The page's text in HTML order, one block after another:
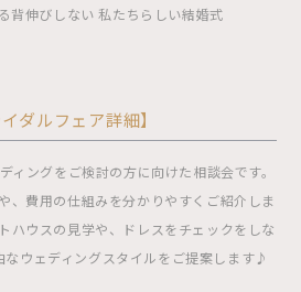
背伸びしない 私たちらしい結婚式
イダルフェア詳細】
ィングをご検討の方に向けた相談会です。
、費用の仕組みを分かりやすくご紹介しま
ハウスの見学や、ドレスをチェックをしな
なウェディングスタイルをご提案します♪